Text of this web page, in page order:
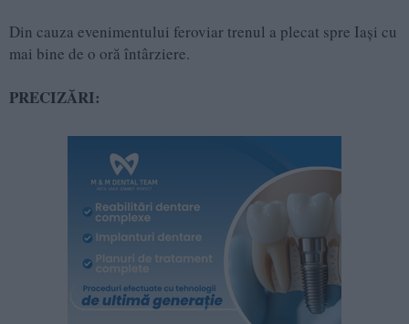
Din cauza evenimentului feroviar trenul a plecat spre Iași cu
mai bine de o oră întârziere.
PRECIZĂRI: